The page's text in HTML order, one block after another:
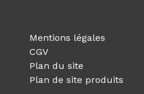
Mentions légales
CGV
Plan du site
Plan de site produits